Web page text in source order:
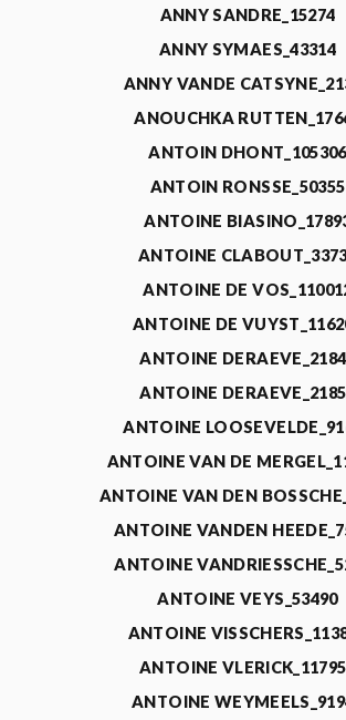
ANNY SANDRE_15274
ANNY SYMAES_43314
ANNY VANDE
ANOUCHKA
ANTOIN DHONT_105306
ANTOIN RONSSE_50355
ANTOINE
ANTOINE
ANTOINE DE
ANTOINE DE
ANTOINE
ANTOINE
ANTOINE
ANTOINE VAN DE
ANTOINE VAN DEN
ANTOINE VANDEN
ANTOINE
ANTOINE VEYS_53490
ANTOINE
ANTOINE
ANTOINE